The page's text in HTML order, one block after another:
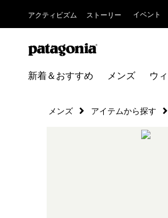
アクティビズム ストーリー イベント
新着＆おすすめ メンズ ウ
メンズ アイテムから探す